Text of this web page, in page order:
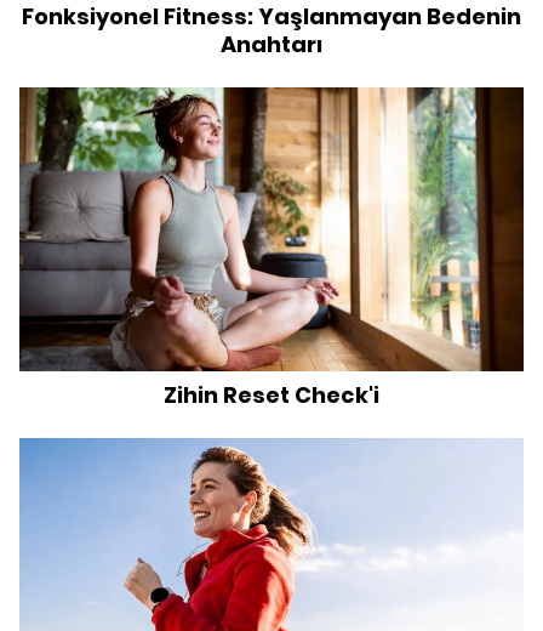
Fonksiyonel Fitness: Yaşlanmayan Bedenin
Anahtarı
Zihin Reset Check'i